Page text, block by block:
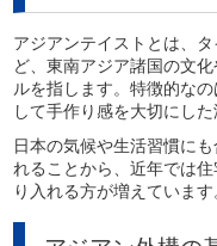
アジアンテイストとは、
ど、東南アジア諸国の文
ルを指します。特徴的な
して手作り感を大切にし
日本の気候や生活習慣に
れることから、近年では
り入れる方が増えています